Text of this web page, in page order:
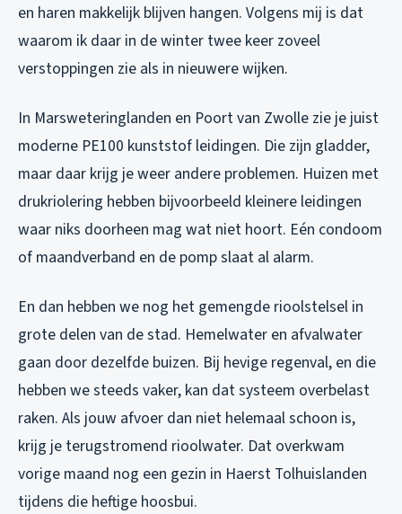
en haren makkelijk blijven hangen. Volgens mij is dat
waarom ik daar in de winter twee keer zoveel
verstoppingen zie als in nieuwere wijken.
In Marsweteringlanden en Poort van Zwolle zie je juist
moderne PE100 kunststof leidingen. Die zijn gladder,
maar daar krijg je weer andere problemen. Huizen met
drukriolering hebben bijvoorbeeld kleinere leidingen
waar niks doorheen mag wat niet hoort. Eén condoom
of maandverband en de pomp slaat al alarm.
En dan hebben we nog het gemengde rioolstelsel in
grote delen van de stad. Hemelwater en afvalwater
gaan door dezelfde buizen. Bij hevige regenval, en die
hebben we steeds vaker, kan dat systeem overbelast
raken. Als jouw afvoer dan niet helemaal schoon is,
krijg je terugstromend rioolwater. Dat overkwam
vorige maand nog een gezin in Haerst Tolhuislanden
tijdens die heftige hoosbui.